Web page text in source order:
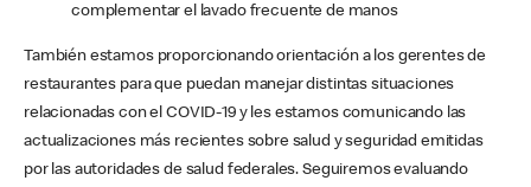
complementar el lavado frecuente de manos
También estamos proporcionando orientación a los gerentes de
restaurantes para que puedan manejar distintas situaciones
relacionadas con el COVID-19 y les estamos comunicando las
actualizaciones más recientes sobre salud y seguridad emitidas
por las autoridades de salud federales. Seguiremos evaluando